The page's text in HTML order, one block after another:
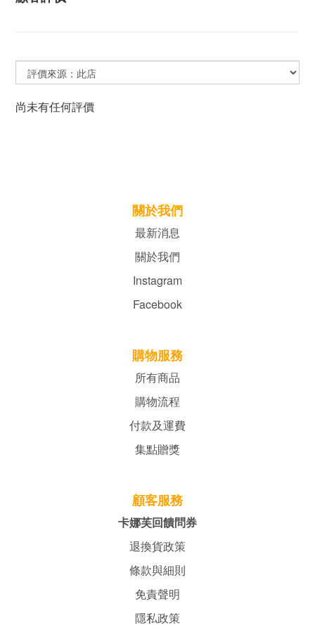
尚未有任何評價
關於我們
最新消息
關於我們
Instagram
Facebook
購物服務
所有商品
購物流程
付款及運費
集點贈獎
顧客服務
卡娜芙回饋問券
退換貨政策
條款與細則
免責聲明
隱私政策